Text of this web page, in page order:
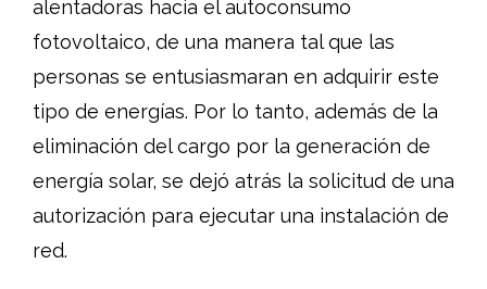
alentadoras hacia el autoconsumo
fotovoltaico, de una manera tal que las
personas se entusiasmaran en adquirir este
tipo de energías. Por lo tanto, además de la
eliminación del cargo por la generación de
energía solar, se dejó atrás la solicitud de una
autorización para ejecutar una instalación de
red.